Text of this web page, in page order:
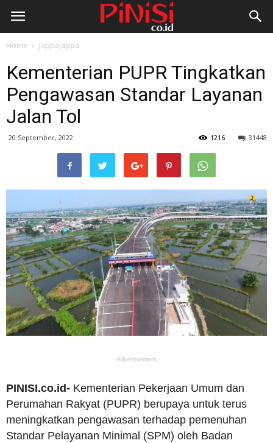
Home Jappajappa
Kementerian PUPR Tingkatkan
Pengawasan Standar Layanan
Jalan Tol
20 September, 2022 31448
1216
- Advertisement -
PINISI.co.id- Kementerian Pekerjaan Umum dan
Perumahan Rakyat (PUPR) berupaya untuk terus
meningkatkan pengawasan terhadap pemenuhan
Standar Pelayanan Minimal (SPM) oleh Badan